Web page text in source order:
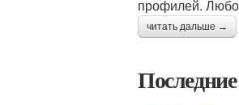
профилей.
читать дальше →